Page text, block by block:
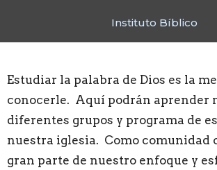
Instituto Bíblico
Estudiar la palabra de Dios es la
conocerle. Aquí podrán aprender
diferentes grupos y programa de
nuestra iglesia. Como comunidad
gran parte de nuestro enfoque y